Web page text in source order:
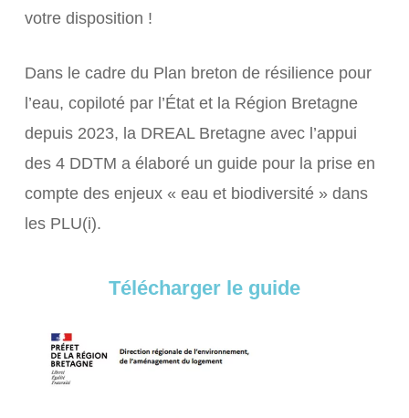
votre disposition !
Dans le cadre du Plan breton de résilience pour
l’eau, copiloté par l’État et la Région Bretagne
depuis 2023, la DREAL Bretagne avec l’appui
des 4 DDTM a élaboré un guide pour la prise en
compte des enjeux « eau et biodiversité » dans
les PLU(i).
Télécharger le guide